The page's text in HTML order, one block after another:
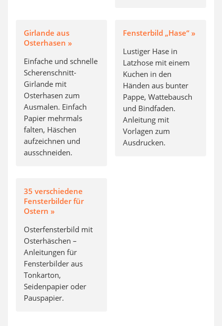
Girlande aus
Osterhasen »
Einfache und schnelle
Scherenschnitt-
Girlande mit
Osterhasen zum
Ausmalen. Einfach
Papier mehrmals
falten, Häschen
aufzeichnen und
ausschneiden.
Fensterbild „Hase“ »
Lustiger Hase in
Latzhose mit einem
Kuchen in den
Händen aus bunter
Pappe, Wattebausch
und Bindfaden.
Anleitung mit
Vorlagen zum
Ausdrucken.
35 verschiedene
Fensterbilder für
Ostern »
Osterfensterbild mit
Osterhäschen –
Anleitungen für
Fensterbilder aus
Tonkarton,
Seidenpapier oder
Pauspapier.